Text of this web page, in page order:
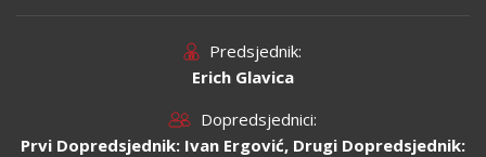
Predsjednik:
Erich Glavica
Dopredsjednici:
Prvi Dopredsjednik: Ivan Ergović, Drugi Dopredsjednik: